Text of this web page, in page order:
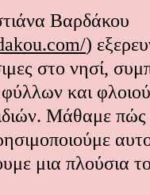
Βαρδάκου
)
στο νησί,
φύλλων και
Μάθαμε
μια πλούσια